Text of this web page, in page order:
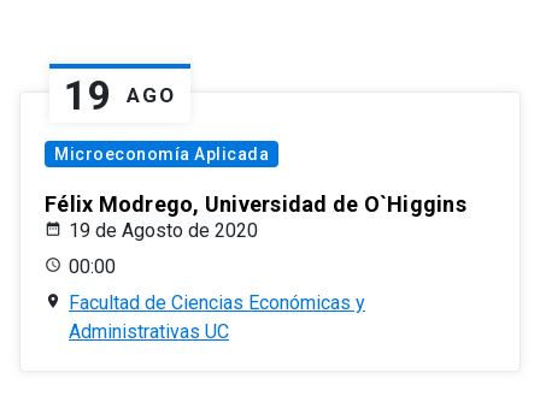
19 AGO
Microeconomía Aplicada
Félix Modrego, Universidad de O`Higgins
19 de Agosto de 2020
00:00
Facultad de Ciencias Económicas y
Administrativas UC